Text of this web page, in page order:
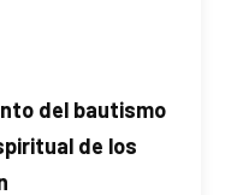
del bautismo
de los